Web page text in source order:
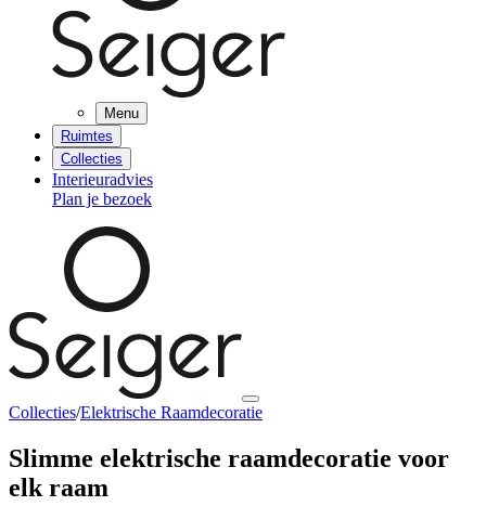
Menu
Ruimtes
Collecties
Interieuradvies
Plan je bezoek
Collecties/Elektrische Raamdecoratie
Slimme elektrische raamdecoratie voor
elk raam